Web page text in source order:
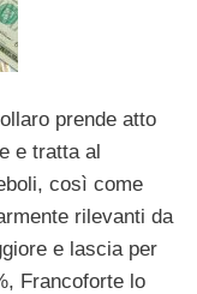
prende atto
e tratta al
così come
rilevanti da
e lascia per
Francoforte lo